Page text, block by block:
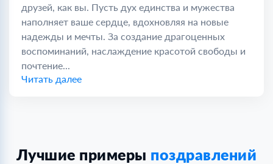
друзей, как вы. Пусть дух единства и мужества
наполняет ваше сердце, вдохновляя на новые
надежды и мечты. За создание драгоценных
воспоминаний, наслаждение красотой свободы и
почтение...
Читать далее
Лучшие примеры поздравлений